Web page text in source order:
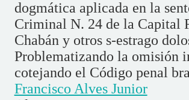
dogmática aplicada en la
Criminal N. 24 de la Capital
Chabán y otros s-estrago
Problematizando la omisión
cotejando el Código penal
Francisco Alves Junior